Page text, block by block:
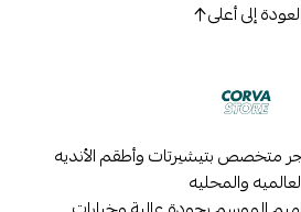
العودة إلى أعلى
متخصص بتيشيرتات وأطقم الأنديه
والمحليه